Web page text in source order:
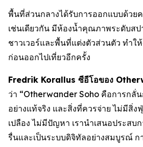
พื้นที่ส่วนกลางได้รับการออกแบบด้วยค
เช่นเดียวกัน มีห้องน้ำคุณภาพระดับส
ชาวเวอร์และพื้นที่แต่งตัวส่วนตัว ทำใ
ก่อนออกไปเที่ยวอีกครั้ง
Fredrik Korallus ซีอีโอของ
ว่า “Otherwander Soho คือการกลั่
อย่างแท้จริง และสิ่งที่ควรจ่าย ไม่มีสิ่
เปลือง ไม่มีปัญหา เรานำเสนอประสบ
รื่นและเป็นระบบดิจิทัลอย่างสมบูรณ์ ก